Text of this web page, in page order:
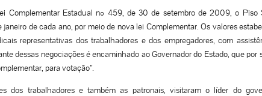
Complementar Estadual nº 459, de 30 de setembro de 2009, o Piso
de cada ano, por meio de nova lei Complementar. Os valores
representativas dos trabalhadores e dos empregadores, com
dessas negociações é encaminhado ao Governador do Estado, que por
para votação”.
dos trabalhadores e também as patronais, visitaram o líder do